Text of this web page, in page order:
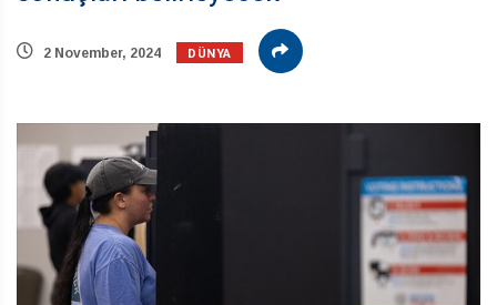
2 November, 2024 DÜNYA